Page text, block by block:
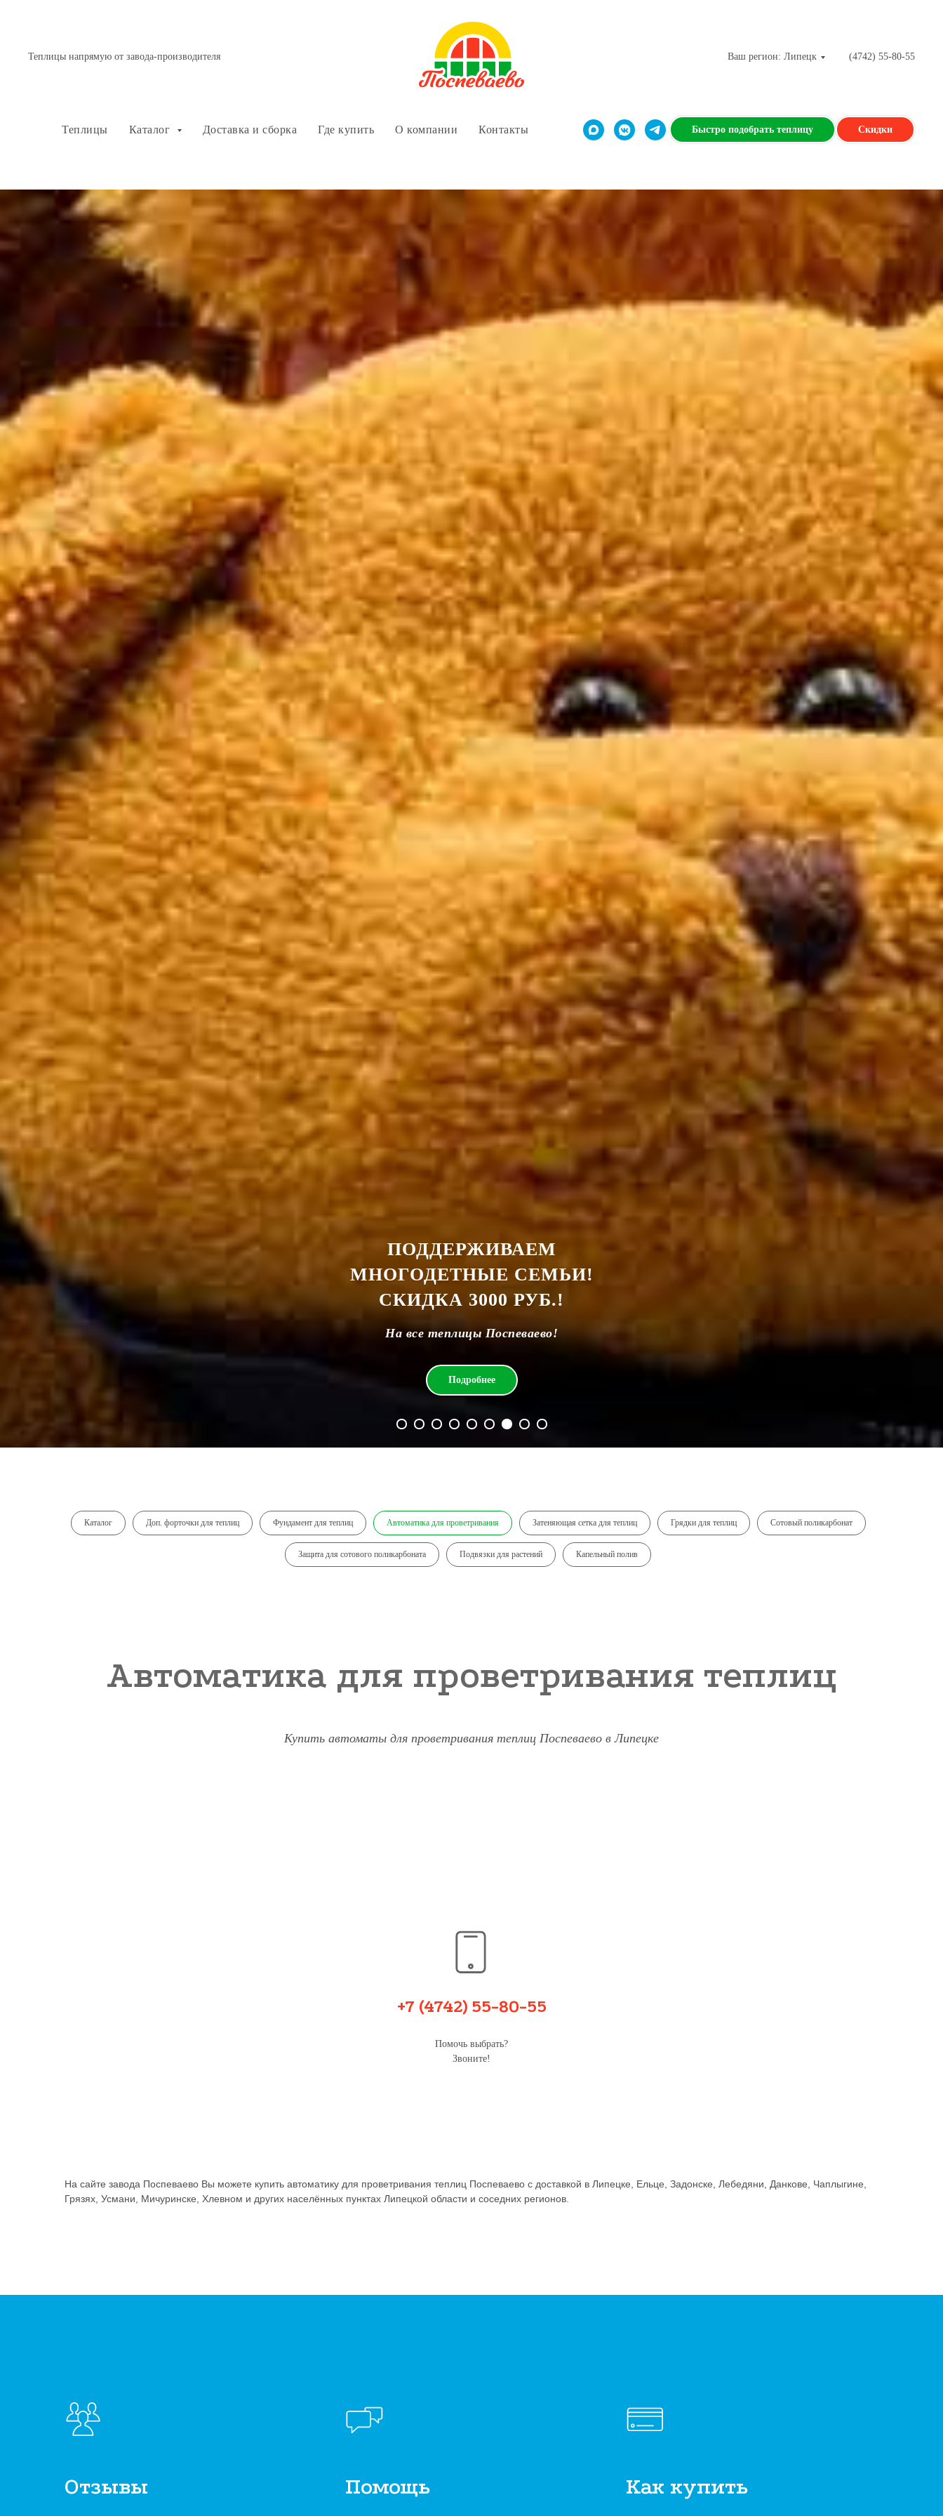
Теплицы напрямую от завода-производителя Ваш регион: Липецк (4742) 55-80-55
Теплицы Каталог Доставка и сборка Где купить О компании Контакты Быстро подобрать теплицу Скидки
ПОДДЕРЖИВАЕМ
НАШИХ ПЕНСИОНЕРОВ!
СКИДКА 5%
На все теплицы Поспеваево!
Подробнее
Каталог Доп. форточки для теплиц Фундамент для теплиц Автоматика для проветривания Затеняющая сетка для теплиц Грядки для теплиц Сотовый поликарбонат
Защита для сотового поликарбоната Подвязки для растений Капельный полив
Автоматика для проветривания теплиц
Купить автоматы для проветривания теплиц Поспеваево в Липецке
+7 (4742) 55-80-55
Помочь выбрать?
Звоните!
На сайте завода Поспеваево Вы можете купить автоматику для проветривания теплиц Поспеваево с доставкой в Липецке, Ельце, Задонске, Лебедяни, Данкове, Чаплыгине,
Грязях, Усмани, Мичуринске, Хлевном и других населённых пунктах Липецкой области и соседних регионов.
Отзывы Помощь Как купить